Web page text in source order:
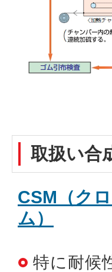
取扱い合
CSM（ク
ム）
特に耐候